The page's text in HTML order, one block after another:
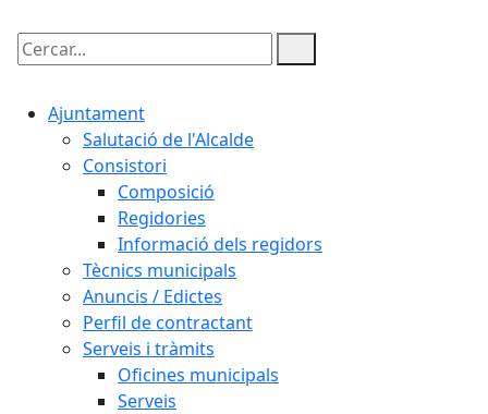
Cercar:
Ajuntament
Salutació de l'Alcalde
Consistori
Composició
Regidories
Informació dels regidors
Tècnics municipals
Anuncis / Edictes
Perfil de contractant
Serveis i tràmits
Oficines municipals
Serveis